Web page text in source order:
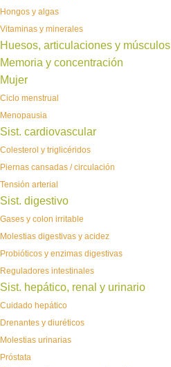
Hongos y algas
Vitaminas y minerales
Huesos, articulaciones y músculos
Memoria y concentración
Mujer
Ciclo menstrual
Menopausia
Sist. cardiovascular
Colesterol y triglicéridos
Piernas cansadas / circulación
Tensión arterial
Sist. digestivo
Gases y colon irritable
Molestias digestivas y acidez
Probióticos y enzimas digestivas
Reguladores intestinales
Sist. hepático, renal y urinario
Cuidado hepático
Drenantes y diuréticos
Molestias urinarias
Próstata